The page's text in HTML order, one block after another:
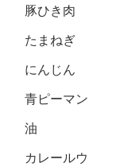
豚ひき
たまね
にんじ
青ピーマ
油 1
カレール